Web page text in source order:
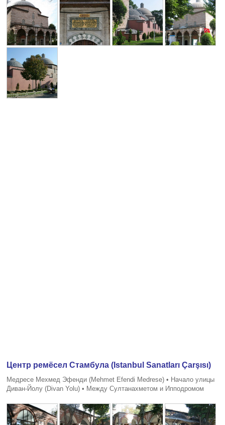
Центр ремёсел Стамбула (Istanbul Sanatları Çarşısı)
Медресе Мехмед Эфенди (Mehmet Efendi Medrese) • Начало улицы
Диван-Йолу (Divan Yolu) • Между Султанахметом и Ипподромом